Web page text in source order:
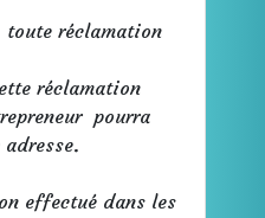
toute réclamation
réclamation
pourra
effectué dans les